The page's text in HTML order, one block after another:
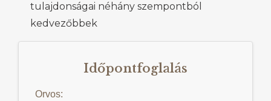
tulajdonságai néhány szempontból
kedvezőbbek
Időpontfoglalás
Orvos: